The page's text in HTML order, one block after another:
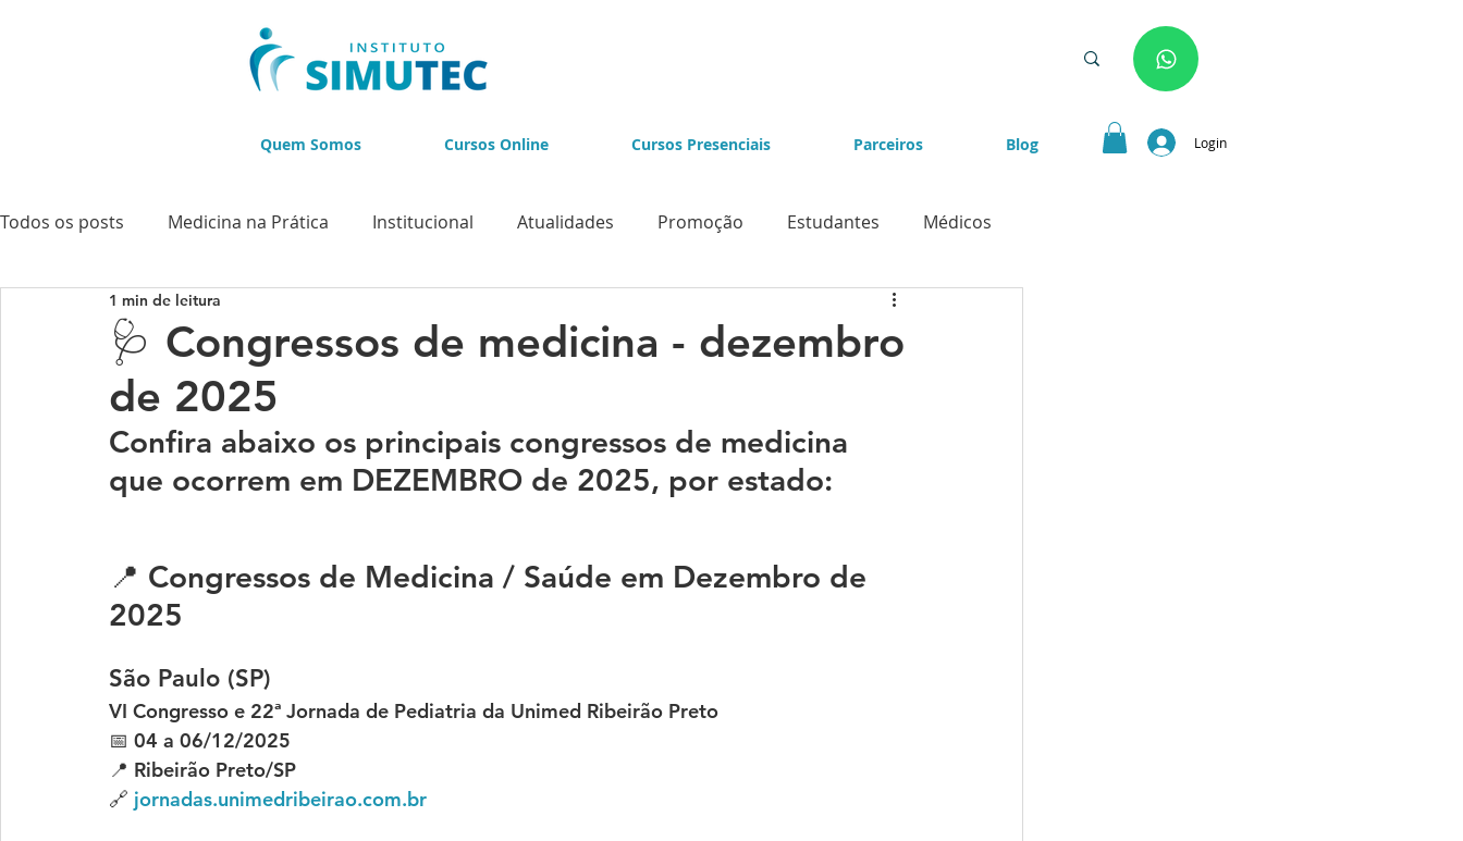
Quem Somos Cursos Online Cursos Presenciais Parceiros Blog Login
Todos os posts Medicina na Prática Institucional Atualidades Promoção Estudantes Médicos
Cursos de Ultrassonografia
BLACK NOVEMBER
🩺 Congressos de medicina - dezembro
de 2025
1 min de leitura
Confira abaixo os principais congressos de medicina
que ocorrem em DEZEMBRO de 2025, por estado:
📍 Congressos de Medicina / Saúde em Dezembro de
2025
São Paulo (SP)
VI Congresso e 22ª Jornada de Pediatria da Unimed Ribeirão Preto
📅 04 a 06/12/2025
📍 Ribeirão Preto/SP
🔗 jornadas.unimedribeirao.com.br